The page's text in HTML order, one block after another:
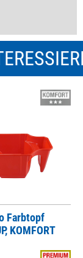
Farbtopf
KOMFORT